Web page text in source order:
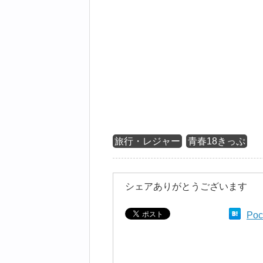
旅行・レジャー 青春18きっぷ
シェアありがとうございます